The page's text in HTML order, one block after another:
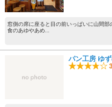
窓側の席に座ると目の前いっぱいに山間
食のあゆやあめ...
パン工房 ゆ